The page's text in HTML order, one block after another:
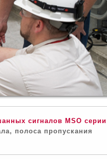
сигналов MSO серии
полоса пропускания